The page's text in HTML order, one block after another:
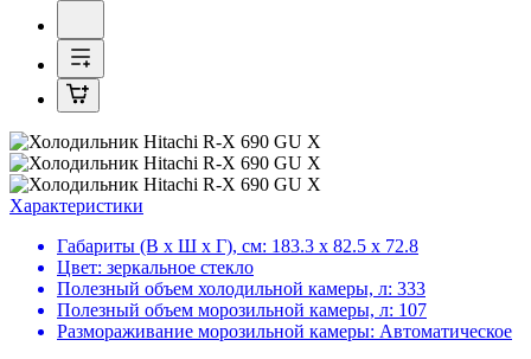
Характеристики
Габариты (В х Ш х Г), см: 183.3 х 82.5 х 72.8
Цвет: зеркальное стекло
Полезный объем холодильной камеры, л: 333
Полезный объем морозильной камеры, л: 107
Размораживание морозильной камеры: Автоматическое